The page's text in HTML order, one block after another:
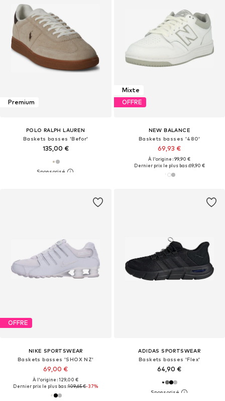
Premium
POLO RALPH LAUREN
Baskets basses 'Befor'
135,00 €
Mixte
OFFRE
NEW BALANCE
Baskets basses '480'
69,93 €
À l'origine : 99,90 €
Dernier prix le plus bas :69,90 €
OFFRE
NIKE SPORTSWEAR
Baskets basses 'SHOX NZ'
69,00 €
À l'origine : 129,00 €
Dernier prix le plus bas :109,65 €-37%
ADIDAS SPORTSWEAR
Baskets basses 'Flex'
64,90 €